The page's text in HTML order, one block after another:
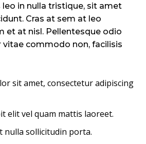
in nulla tristique, sit amet
Cras at sem at leo
et at nisl. Pellentesque odio
vitae commodo non, facilisis
sit amet, consectetur adipiscing
elit vel quam mattis laoreet.
nulla sollicitudin porta.